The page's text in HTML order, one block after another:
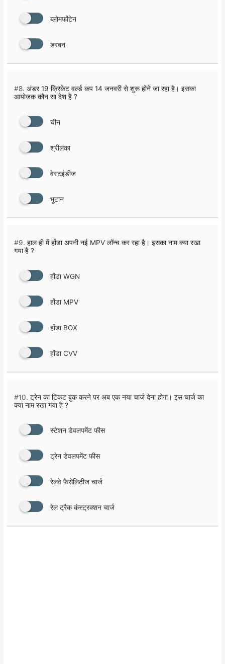
ब्लोमफोंटेन
डरबन
#8. अंडर 19 क्रिकेट वर्ल्ड कप 14 जनवरी से शुरू होने जा रहा है। इसका
आयोजक कौन सा देश है ?
चीन
श्रीलंका
वेस्टइंडीज
भूटान
#9. हाल ही में होंडा अपनी नई MPV लॉन्च कर रहा है। इसका नाम क्या रखा
गया है ?
होंडा WGN
होंडा MPV
होंडा BOX
होंडा CVV
#10. ट्रेन का टिकट बुक करने पर अब एक नया चार्ज देना होगा। इस चार्ज का
क्या नाम रखा गया है ?
स्टेशन डेवलपमेंट फीस
ट्रेन डेवलपमेंट फीस
रेलवे फैसेलिटीज चार्ज
रेल ट्रैक कंस्ट्रक्शन चार्ज